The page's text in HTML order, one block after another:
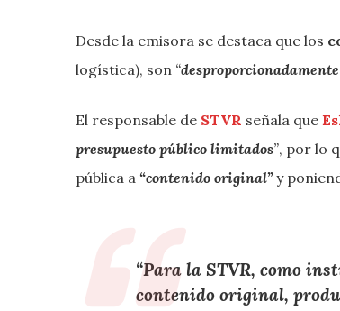
Desde la emisora se destaca que los
logística), son “
El responsable de STVR señala que
presupuesto público limitados”, por lo
pública a “contenido original”y
“Para laSTVR, como
contenido original,